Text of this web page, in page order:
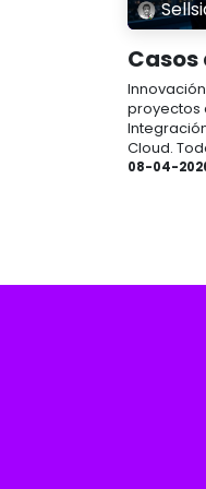
Casos
proyectos
Cloud.
08-04-